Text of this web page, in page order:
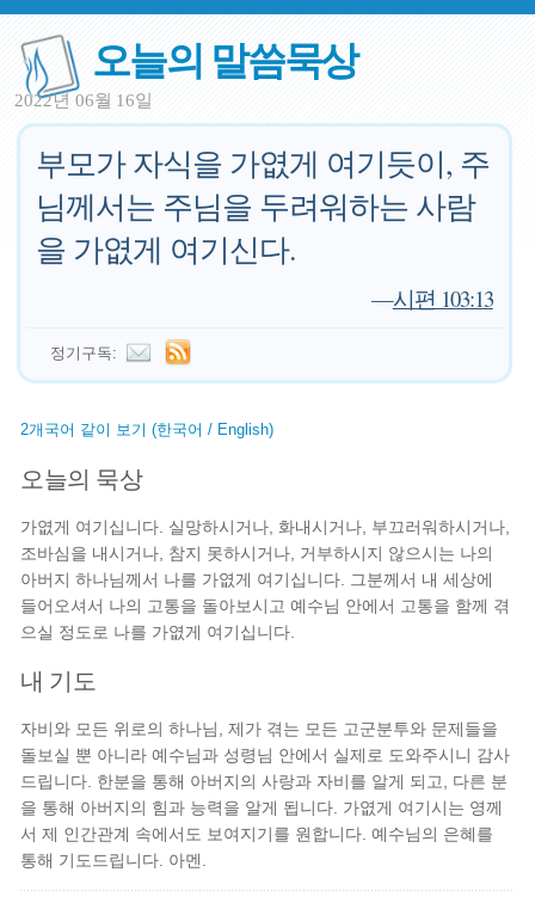
오늘의 말씀묵상
2022년 06월 16일
부모가 자식을 가엾게 여기듯이, 주
님께서는 주님을 두려워하는 사람
을 가엾게 여기신다.
—시편 103:13
정기구독:
2개국어 같이 보기 (한국어 / English)
오늘의 묵상
가엾게 여기십니다. 실망하시거나, 화내시거나, 부끄러워하시거나,
조바심을 내시거나, 참지 못하시거나, 거부하시지 않으시는 나의
아버지 하나님께서 나를 가엾게 여기십니다. 그분께서 내 세상에
들어오셔서 나의 고통을 돌아보시고 예수님 안에서 고통을 함께 겪
으실 정도로 나를 가엾게 여기십니다.
내 기도
자비와 모든 위로의 하나님, 제가 겪는 모든 고군분투와 문제들을
돌보실 뿐 아니라 예수님과 성령님 안에서 실제로 도와주시니 감사
드립니다. 한분을 통해 아버지의 사랑과 자비를 알게 되고, 다른 분
을 통해 아버지의 힘과 능력을 알게 됩니다. 가엾게 여기시는 영께
서 제 인간관계 속에서도 보여지기를 원합니다. 예수님의 은혜를
통해 기도드립니다. 아멘.